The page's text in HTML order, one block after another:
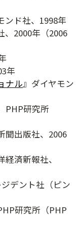
ンド社、1998年
、2000年（2006
年
ナル』ダイヤモン
PHP研究所
聞出版社、2006
経済新報社、
デント社（ピン
研究所（PHP